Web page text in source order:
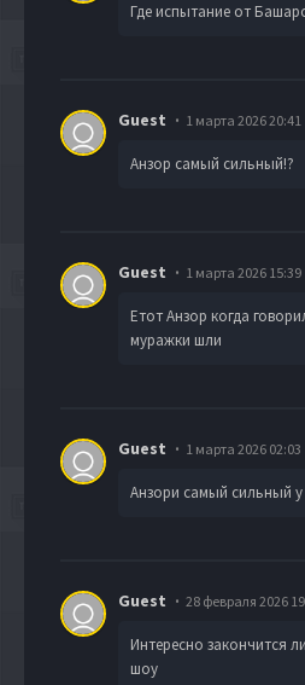
Где испытание от
Guest 1 марта 2026 20:41
Анзор самый сильный!?
Guest 1 марта 2026 15:39
Етот Анзор когда
муражки шли
Guest 1 марта 2026 02:03
Анзори самый сильный у
Guest 28 февраля 2026
Интересно закончится
шоу